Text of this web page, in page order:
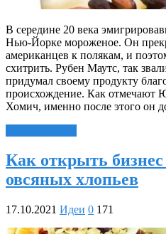
В середине 20 века
Нью-Йорке мороженое. Он
американцев к полякам, и
схитрить. Рубен Маутс, так
придумал своему продукту
происхождение. Как
Хомич, именно после этого он
Как открыть бизнес
овсяных хлопьев
17.10.2021 Идеи 0 171